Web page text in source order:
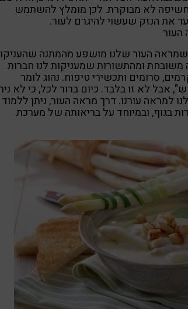
לא מבוקרת. לכן מומלץ להשתמש
את הנזק שעשוי להיגרם לעור.
העור
שמראה העור שלנו מושפע מהמתנה שהעניקו
משובחת ומהתשורות שמעניקות לנו חברות
סרומים ותכשירי טיפוח. נהוג לומר
אבל לא זו בלבד. כיום ברור לכל, כי לא
למראה עורנו. דרך מראה העור, ניתן
בגוף, ובמיוחד על בריאותה של מערכת